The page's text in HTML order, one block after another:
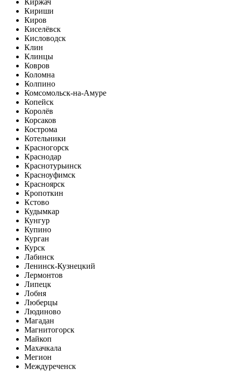
Кириши
Киров
Киселёвск
Кисловодск
Клин
Клинцы
Ковров
Коломна
Колпино
Комсомольск-на-Амуре
Копейск
Королёв
Корсаков
Кострома
Котельники
Красногорск
Краснодар
Краснотурьинск
Красноуфимск
Красноярск
Кропоткин
Кстово
Кудымкар
Кунгур
Купино
Курган
Курск
Лабинск
Ленинск-Кузнецкий
Лермонтов
Липецк
Лобня
Люберцы
Людиново
Магадан
Магнитогорск
Майкоп
Махачкала
Мегион
Междуреченск